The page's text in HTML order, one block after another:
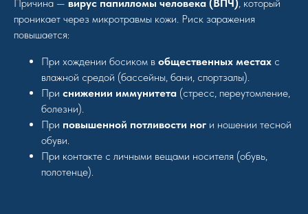
Причина — вирус папилломы человека (ВПЧ) , который
проникает через микротравмы кожи. Риск заражения
повышается:
При хождении босиком в общественных местах с
влажной средой (бассейны, бани, спортзалы).
При снижении иммунитета (стресс, переутомление,
болезни).
При повышенной потливости ног и ношении тесной
обуви.
При контакте с личными вещами носителя (обувь,
полотенце).